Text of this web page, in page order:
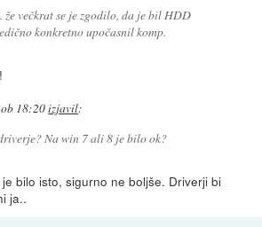
že večkrat se je zgodilo, da je bil HDD
konkretno upočasnil komp.
18:20izjavil:
Na win 7 ali 8 je bilo ok?
bilo isto, sigurno ne boljše. Driverji bi
ja..